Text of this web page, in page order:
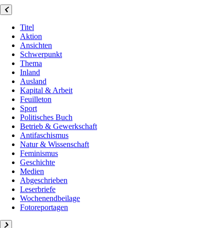
Titel
Aktion
Ansichten
Schwerpunkt
Thema
Inland
Ausland
Kapital & Arbeit
Feuilleton
Sport
Politisches Buch
Betrieb & Gewerkschaft
Antifaschismus
Natur & Wissenschaft
Feminismus
Geschichte
Medien
Abgeschrieben
Leserbriefe
Wochenendbeilage
Fotoreportagen